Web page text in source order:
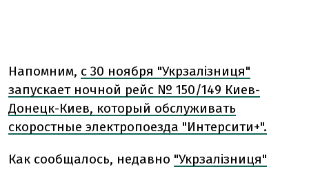
Напомним, с 30 ноября "Укрзалізниця"
запускает ночной рейс № 150/149 Киев-
Донецк-Киев, который обслуживать
скоростные электропоезда "Интерсити+".
Как сообщалось, недавно "Укрзалізниця"